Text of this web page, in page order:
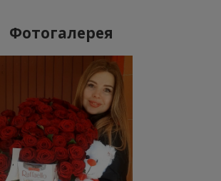
Фотогалерея